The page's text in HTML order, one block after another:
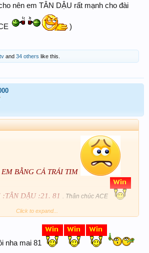
nên em TÂN DẬU rất mạnh cho đài
)
and 34 others like this.
BẰNG CẢ TRÁI TIM
DẬU :21. 81 . Thân chúc ACE
ta có và trùng luôn em :TÂN DẬU =21. 81 cho
cho đài HẢI PHÒNG nha ACE
Click to expand...
nha mai 81